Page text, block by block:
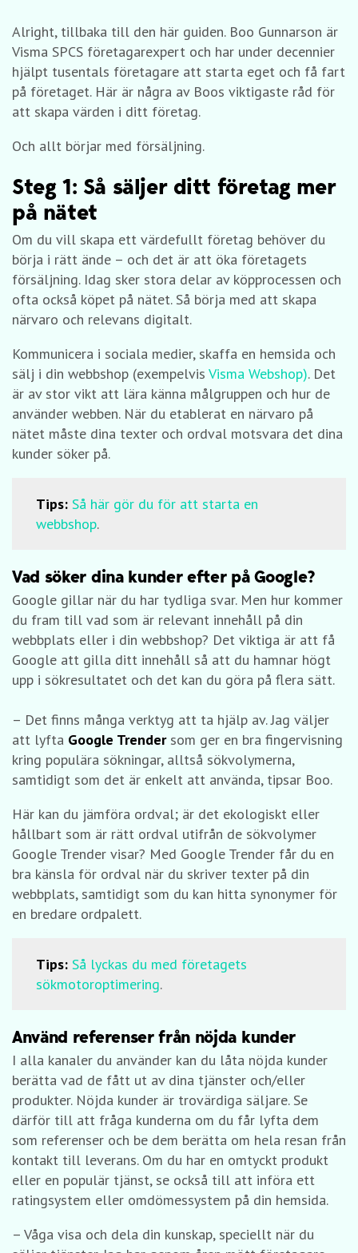
Alright, tillbaka till den här guiden. Boo Gunnarson är
Visma SPCS företagarexpert och har under decennier
hjälpt tusentals företagare att starta eget och få fart
på företaget. Här är några av Boos viktigaste råd för
att skapa värden i ditt företag.
Och allt börjar med försäljning.
Steg 1: Så säljer ditt företag mer
på nätet
Om du vill skapa ett värdefullt företag behöver du
börja i rätt ände – och det är att öka företagets
försäljning. Idag sker stora delar av köpprocessen och
ofta också köpet på nätet. Så börja med att skapa
närvaro och relevans digitalt.
Kommunicera i sociala medier, skaffa en hemsida och
sälj i din webbshop (exempelvis Visma Webshop). Det
är av stor vikt att lära känna målgruppen och hur de
använder webben. När du etablerat en närvaro på
nätet måste dina texter och ordval motsvara det dina
kunder söker på.
Tips: Så här gör du för att starta en
webbshop.
Vad söker dina kunder efter på Google?
Google gillar när du har tydliga svar. Men hur kommer
du fram till vad som är relevant innehåll på din
webbplats eller i din webbshop? Det viktiga är att få
Google att gilla ditt innehåll så att du hamnar högt
upp i sökresultatet och det kan du göra på flera sätt.
– Det finns många verktyg att ta hjälp av. Jag väljer
att lyfta Google Trendersom ger en bra fingervisning
kring populära sökningar, alltså sökvolymerna,
samtidigt som det är enkelt att använda, tipsar Boo.
Här kan du jämföra ordval; är det ekologiskt eller
hållbart som är rätt ordval utifrån de sökvolymer
Google Trender visar? Med Google Trender får du en
bra känsla för ordval när du skriver texter på din
webbplats, samtidigt som du kan hitta synonymer för
en bredare ordpalett.
Tips: Så lyckas du med företagets
sökmotoroptimering.
Använd referenser från nöjda kunder
I alla kanaler du använder kan du låta nöjda kunder
berätta vad de fått ut av dina tjänster och/eller
produkter. Nöjda kunder är trovärdiga säljare. Se
därför till att fråga kunderna om du får lyfta dem
som referenser och be dem berätta om hela resan från
kontakt till leverans. Om du har en omtyckt produkt
eller en populär tjänst, se också till att införa ett
ratingsystem eller omdömessystem på din hemsida.
– Våga visa och dela din kunskap, speciellt när du